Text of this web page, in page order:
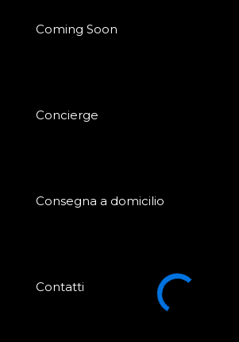
Coming Soon
Concierge
Consegna a domicilio
Contatti